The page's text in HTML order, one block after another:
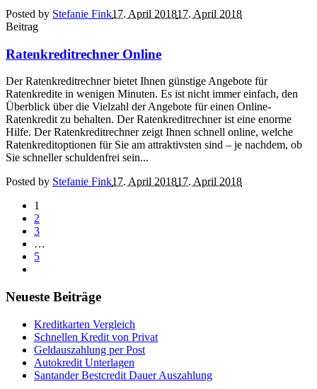
Posted by Stefanie Fink17. April 201817. April 2018
Beitrag
Ratenkreditrechner Online
Der Ratenkreditrechner bietet Ihnen günstige Angebote für
Ratenkredite in wenigen Minuten. Es ist nicht immer einfach, den
Überblick über die Vielzahl der Angebote für einen Online-
Ratenkredit zu behalten. Der Ratenkreditrechner ist eine enorme
Hilfe. Der Ratenkreditrechner zeigt Ihnen schnell online, welche
Ratenkreditoptionen für Sie am attraktivsten sind – je nachdem, ob
Sie schneller schuldenfrei sein...
Posted by Stefanie Fink17. April 201817. April 2018
1
2
3
…
5
Neueste Beiträge
Kreditkarten Vergleich
Schnellen Kredit von Privat
Geldauszahlung per Post
Autokredit Unterlagen
Santander Bestcredit Dauer Auszahlung